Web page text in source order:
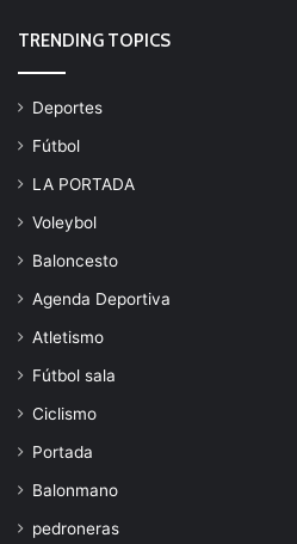
TRENDING TOPICS
Deportes
Fútbol
LA PORTADA
Voleybol
Baloncesto
Agenda Deportiva
Atletismo
Fútbol sala
Ciclismo
Portada
Balonmano
pedroneras